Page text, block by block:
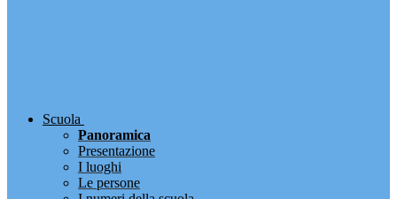
Scuola
Panoramica
Presentazione
I luoghi
Le persone